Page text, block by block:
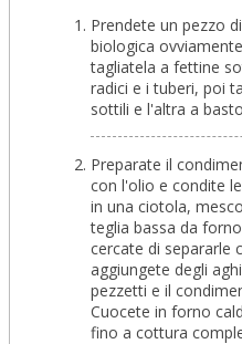
Prendete un pezzo
biologica
tagliatela a fettine
radici e i tuberi, poi
sottili e l'altra a
Preparate il
con l'olio e condite
in una ciotola,
teglia bassa da
cercate di separarle
aggiungete degli
pezzetti e il
Cuocete in forno
fino a cottura